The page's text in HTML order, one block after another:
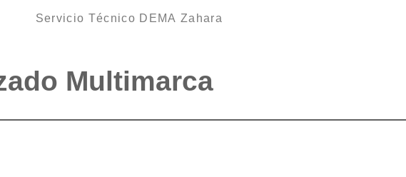
Servicio Técnico DEMA Zahara
Multimarca